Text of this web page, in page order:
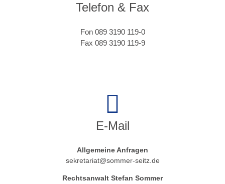
Telefon & Fax
Fon 089 3190 119-0
Fax 089 3190 119-9
E-Mail
Allgemeine Anfragen
sekretariat@sommer-seitz.de
Rechtsanwalt Stefan Sommer